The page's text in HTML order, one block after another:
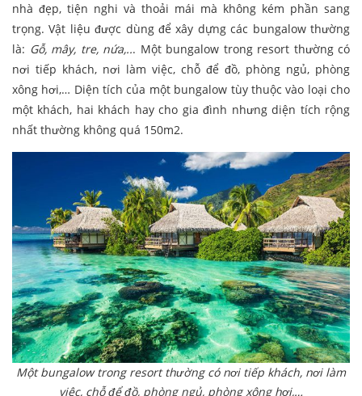
nhà đẹp, tiện nghi và thoải mái mà không kém phần sang
trọng. Vật liệu được dùng để xây dựng các bungalow thường
là: Gỗ, mây, tre, nứa,... Một bungalow trong resort thường có
nơi tiếp khách, nơi làm việc, chỗ để đồ, phòng ngủ, phòng
xông hơi,… Diện tích của một bungalow tùy thuộc vào loại cho
một khách, hai khách hay cho gia đình nhưng diện tích rộng
nhất thường không quá 150m2.
Một bungalow trong resort thường có nơi tiếp khách, nơi làm
việc, chỗ để đồ, phòng ngủ, phòng xông hơi,…